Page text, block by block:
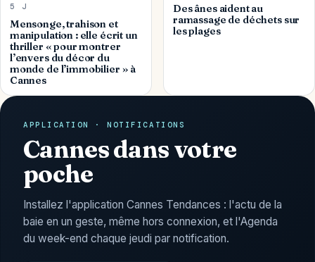
5 J
Mensonge, trahison et
manipulation : elle écrit un
thriller « pour montrer
l’envers du décor du
monde de l’immobilier » à
Cannes
Des ânes aident au
ramassage de déchets sur
les plages
APPLICATION · NOTIFICATIONS
Cannes dans votre
poche
Installez l'application Cannes Tendances : l'actu de la
baie en un geste, même hors connexion, et l'Agenda
du week-end chaque jeudi par notification.